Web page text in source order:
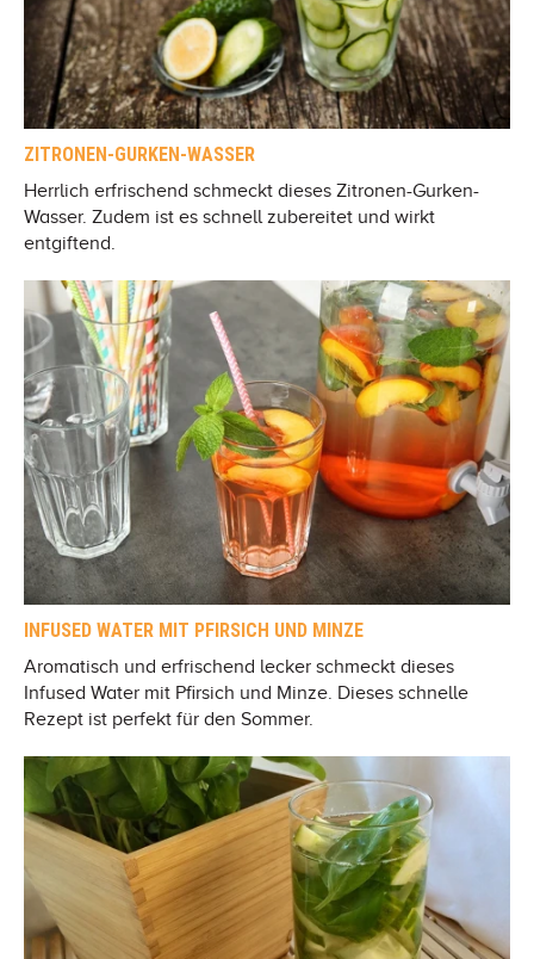
ZITRONEN-GURKEN-WASSER
Herrlich erfrischend schmeckt dieses Zitronen-Gurken-
Wasser. Zudem ist es schnell zubereitet und wirkt
entgiftend.
INFUSED WATER MIT PFIRSICH UND MINZE
Aromatisch und erfrischend lecker schmeckt dieses
Infused Water mit Pfirsich und Minze. Dieses schnelle
Rezept ist perfekt für den Sommer.